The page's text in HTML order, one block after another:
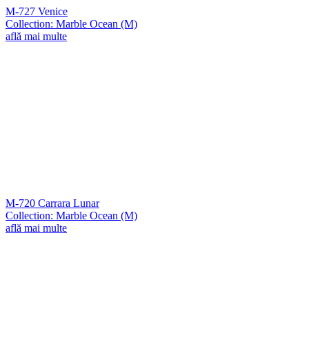
M-727 Venice
Collection: Marble Ocean (M)
află mai multe
M-720 Carrara Lunar
Collection: Marble Ocean (M)
află mai multe